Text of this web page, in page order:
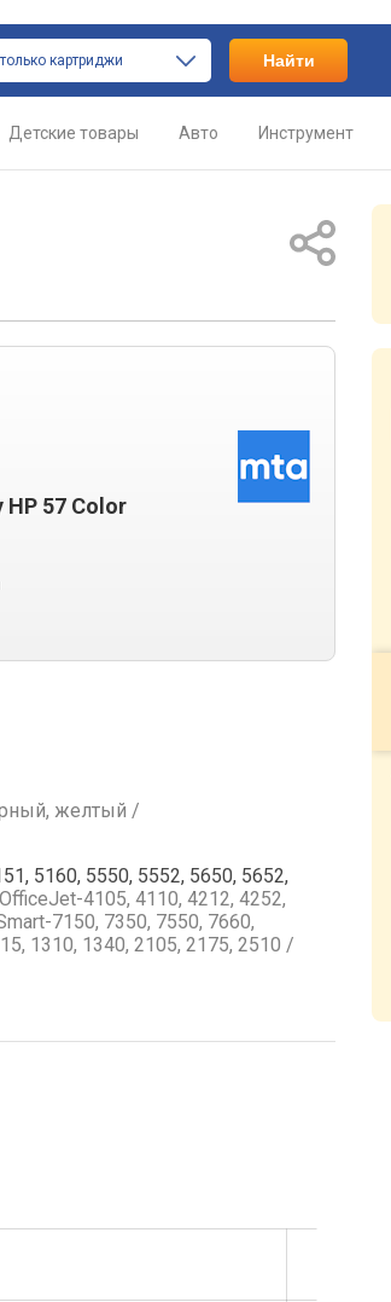
только картриджи Найти
Детские товары Авто Инструмент
HP 57 Color
желтый /
5160, 5550, 5552, 5650, 5652,
4105, 4110, 4212, 4252,
7150, 7350, 7550, 7660,
1310, 1340, 2105, 2175, 2510 /